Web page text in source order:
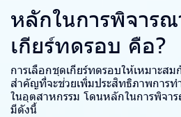
หลักในการพิจารณ
เกียร์ทดรอบ คือ?
การเลือกชุดเกียร์ทดรอบให้เหมาะส
สำคัญที่จะช่วยเพิ่มประสิทธิภาพการท
ในอุตสาหกรรม โดนหลักในการพิจา
มีดังนี้